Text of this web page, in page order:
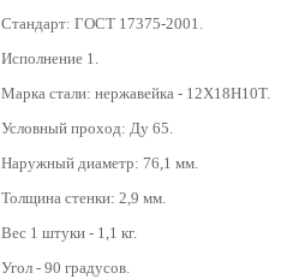
Стандарт: ГОСТ 17375-2001.
Исполнение 1.
Марка стали: нержавейка - 12Х18Н10Т.
Условный проход: Ду 65.
Наружный диаметр: 76,1 мм.
Толщина стенки: 2,9 мм.
Вес 1 штуки - 1,1 кг.
Угол - 90 градусов.